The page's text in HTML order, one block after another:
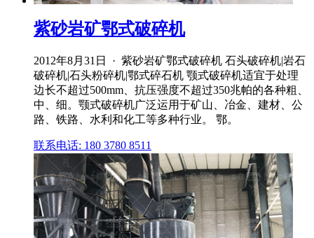
紫砂岩矿鄂式破碎机
2012年8月31日 · 紫砂岩矿鄂式破碎机 石头破碎机|岩石
破碎机|石头粉碎机|鄂式碎石机 颚式破碎机适宜于处理
边长不超过500mm、抗压强度不超过350兆帕的各种粗、
中、细。颚式破碎机广泛运用于矿山、冶金、建材、公
路、铁路、水利和化工等多种行业。 鄂。
联系电话: 180 3780 8511